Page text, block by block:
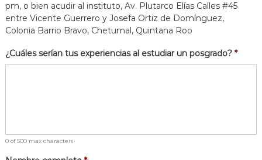
pm, o bien acudir al instituto, Av. Plutarco Elías Calles #45
entre Vicente Guerrero y Josefa Ortiz de Domínguez,
Colonia Barrio Bravo, Chetumal, Quintana Roo
¿Cuáles serían tus experiencias al estudiar un posgrado? *
0 of 500 max characters